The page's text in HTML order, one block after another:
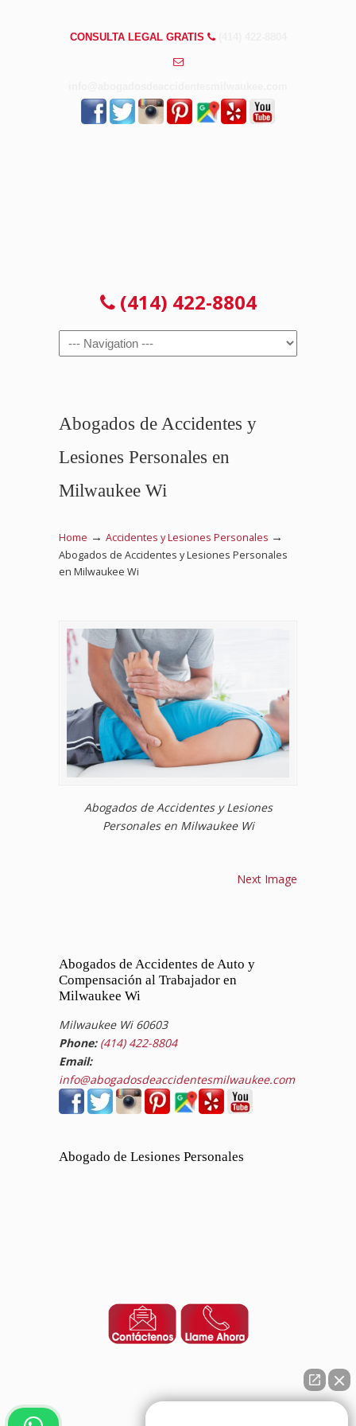
CONSULTA LEGAL GRATIS
(414) 422-8804
Navigation
Abogados de Accidentes y
Lesiones Personales en
Milwaukee Wi
Home → Accidentes y Lesiones Personales →
Abogados de Accidentes y Lesiones Personales
en Milwaukee Wi
Abogados de Accidentes y Lesiones
Personales en Milwaukee Wi
Next Image
Abogados de Accidentes de Auto y
Compensación al Trabajador en
Milwaukee Wi
Milwaukee Wi 60603
Phone: (414) 422-8804
Email:
info@abogadosdeaccidentesmilwaukee.com
Abogado de Lesiones Personales